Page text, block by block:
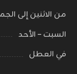
من الاثنين إلى
السبت – الأحد
في العطل